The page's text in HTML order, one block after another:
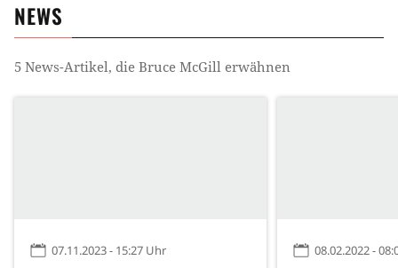
NEWS
5 News-Artikel, die Bruce McGill erwähnen
07.11.2023 - 15:27 Uhr 08.02.2022 -